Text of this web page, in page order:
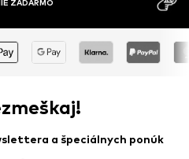
DOBIERKA
a špeciálnych ponúk